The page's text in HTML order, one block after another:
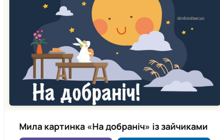
Мила картинка «На добраніч» із зайчиками